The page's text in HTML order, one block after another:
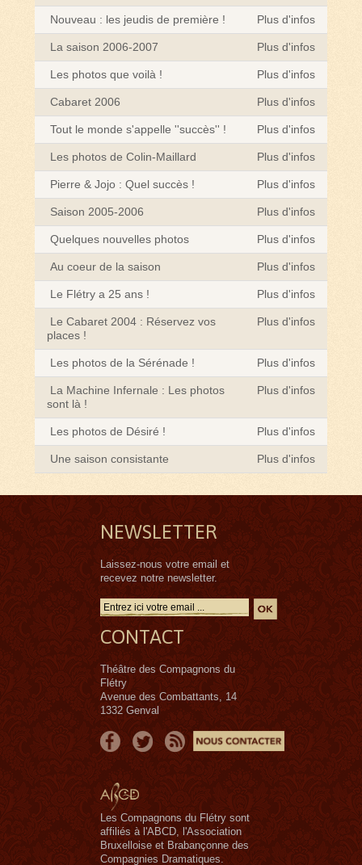
Nouveau : les jeudis de première ! Plus d'infos
La saison 2006-2007 Plus d'infos
Les photos que voilà ! Plus d'infos
Cabaret 2006 Plus d'infos
Tout le monde s'appelle ''succès'' ! Plus d'infos
Les photos de Colin-Maillard Plus d'infos
Pierre & Jojo : Quel succès ! Plus d'infos
Saison 2005-2006 Plus d'infos
Quelques nouvelles photos Plus d'infos
Au coeur de la saison Plus d'infos
Le Flétry a 25 ans ! Plus d'infos
Le Cabaret 2004 : Réservez vos
places !
Plus d'infos
Les photos de la Sérénade ! Plus d'infos
La Machine Infernale : Les photos
sont là !
Plus d'infos
Les photos de Désiré ! Plus d'infos
Une saison consistante Plus d'infos
NEWSLETTER
Laissez-nous votre email et
recevez notre newsletter.
CONTACT
Théâtre des Compagnons du
Flétry
Avenue des Combattants, 14
1332 Genval
Les Compagnons du Flétry sont
affiliés à l'ABCD, l'Association
Bruxelloise et Brabançonne des
Compagnies Dramatiques.